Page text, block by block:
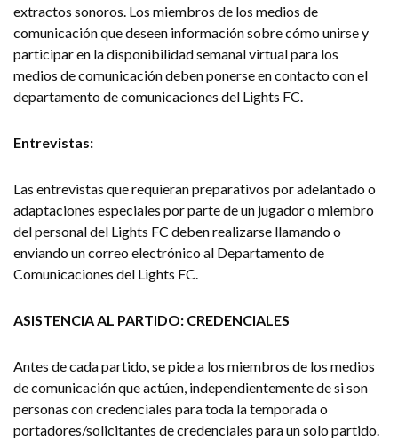
extractos sonoros. Los miembros de los medios de
comunicación que deseen información sobre cómo unirse y
participar en la disponibilidad semanal virtual para los
medios de comunicación deben ponerse en contacto con el
departamento de comunicaciones del Lights FC.
Entrevistas:
Las entrevistas que requieran preparativos por adelantado o
adaptaciones especiales por parte de un jugador o miembro
del personal del Lights FC deben realizarse llamando o
enviando un correo electrónico al Departamento de
Comunicaciones del Lights FC.
ASISTENCIA AL PARTIDO: CREDENCIALES
Antes de cada partido, se pide a los miembros de los medios
de comunicación que actúen, independientemente de si son
personas con credenciales para toda la temporada o
portadores/solicitantes de credenciales para un solo partido.